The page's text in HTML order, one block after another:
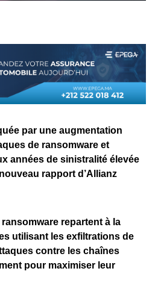
par une augmentation
de ransomware et
années de sinistralité élevée
rapport d’Allianz
repartent à la
utilisant les exfiltrations de
contre les chaînes
pour maximiser leur